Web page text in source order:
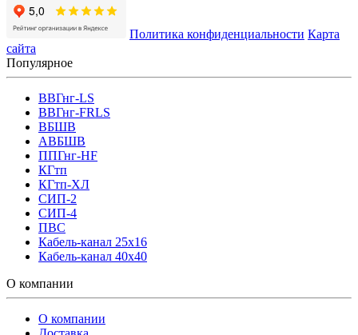
Политика конфиденциальности Карта
сайта
Популярное
ВВГнг-LS
ВВГнг-FRLS
ВБШВ
АВБШВ
ППГнг-HF
КГтп
КГтп-ХЛ
СИП-2
СИП-4
ПВС
Кабель-канал 25х16
Кабель-канал 40х40
О компании
О компании